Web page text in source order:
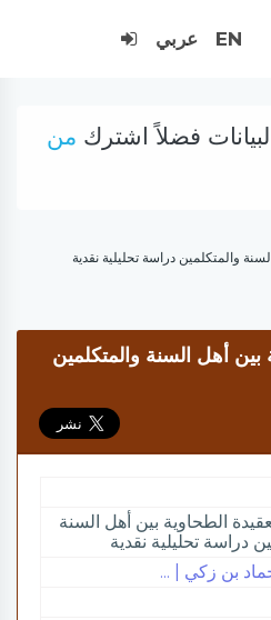
EN عربي
فضلاً اشترك من
والمتكلمين دراسة تحليلية نقدية
أهل السنة والمتكلمين
الطحاوية بين أهل السنة
دراسة تحليلية نقدية
بن زكي | ...